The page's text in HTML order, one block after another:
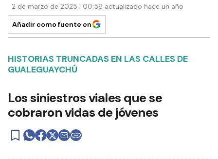
2 de marzo de 2025 | 00:58 actualizado hace un año
Añadir como fuente en
HISTORIAS TRUNCADAS EN LAS CALLES DE
GUALEGUAYCHÚ
Los siniestros viales que se
cobraron vidas de jóvenes